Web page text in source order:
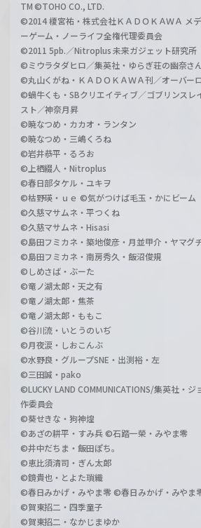
TM ©TOHO CO., LTD.
©2014 榎宮祐・株式会社ＫＡＤＯＫＡＷＡ メ
ーゲーム・ノーライフ全権代理委員会
©2011 5pb.／Nitroplus 未来ガジェット研究所
©ミウラタダヒロ／集英社・ゆらぎ荘の幽奈さ
©丸山くがね・ＫＡＤＯＫＡＷＡ刊／オーバー
©蝸牛くも・SBクリエイティブ／ゴブリンス
スト／神奈月昇
©暁なつめ・カカオ・ランタン
©暁なつめ・三嶋くろね
©岩井恭平・るろお
©上栖綴人・Nitroplus
©春日部タケル・ユキヲ
©枯野瑛・ｕｅ ©気がつけば毛玉・かにビーム
©久慈マサムネ・平つくね
©久慈マサムネ・Hisasi
©島田フミカネ・築地俊彦・月並甲介・ヤマグ
©島田フミカネ・南房秀久・飯沼俊規
©しめさば・ぶーた
©竜ノ湖太郎・天之有
©竜ノ湖太郎・焦茶
©竜ノ湖太郎・ももこ
©谷川流・いとうのいぢ
©月夜涙・しおこんぶ
©水野良・グループSNE・出渕裕・左
©三田誠・pako
©LUCKY LAND COMMUNICATIONS/集英社・
作委員会
©葵せきな・狗神煌
©あざの耕平・すみ兵 ©石踏一榮・みやま零
©井中だちま・飯田ぽち。
©恵比須清司・ぎん太郎
©鏡貴也・とよた瑣織
©春日みかげ・みやま零 ©春日みかげ・みやま
©賀東招二・四季童子
©賀東招二・なかじまゆか